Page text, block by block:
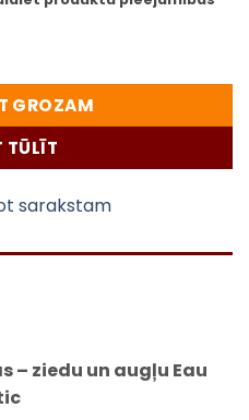
ziedu un augļu Eau de
GROZAM
TŪLĪT
sarakstam
– ziedu un augļu Eau